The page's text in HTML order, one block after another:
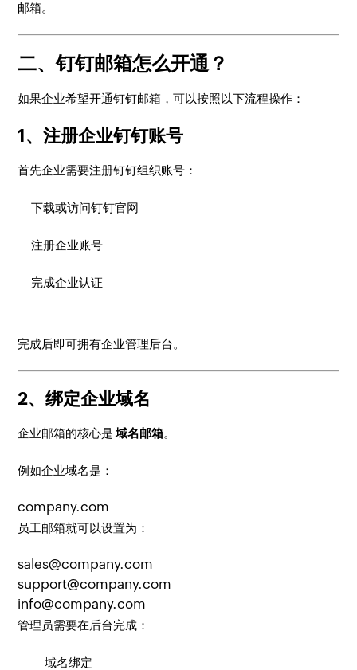
邮箱。
二、钉钉邮箱怎么开通？
如果企业希望开通钉钉邮箱，可以按照以下流程操作：
1、注册企业钉钉账号
首先企业需要注册钉钉组织账号：
下载或访问钉钉官网
注册企业账号
完成企业认证
完成后即可拥有企业管理后台。
2、绑定企业域名
企业邮箱的核心是域名邮箱。
例如企业域名是：
员工邮箱就可以设置为：
sales@company.com
support@company.com
管理员需要在后台完成：
域名绑定